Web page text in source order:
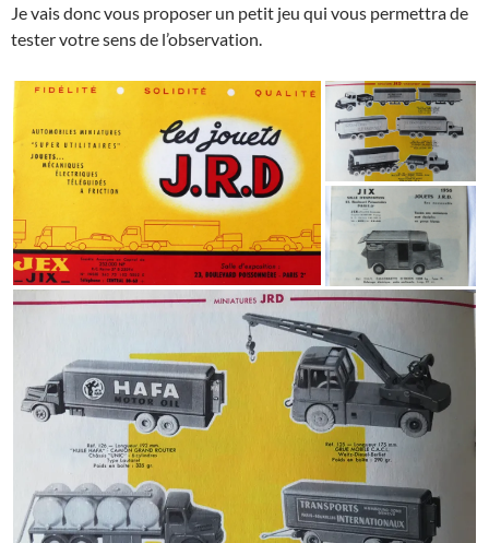
Je vais donc vous proposer un petit jeu qui vous permettra de
tester votre sens de l’observation.